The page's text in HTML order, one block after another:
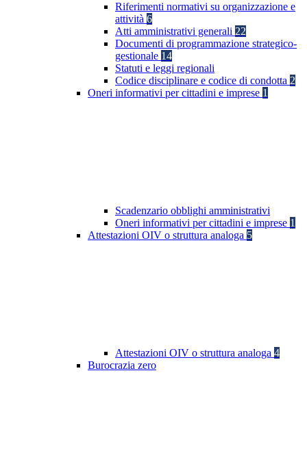
Riferimenti normativi su organizzazione e
attività 6
Atti amministrativi generali 22
Documenti di programmazione strategico-
gestionale 14
Statuti e leggi regionali
Codice disciplinare e codice di condotta 2
Oneri informativi per cittadini e imprese 1
Scadenzario obblighi amministrativi
Oneri informativi per cittadini e imprese 1
Attestazioni OIV o struttura analoga 5
Attestazioni OIV o struttura analoga 4
Burocrazia zero